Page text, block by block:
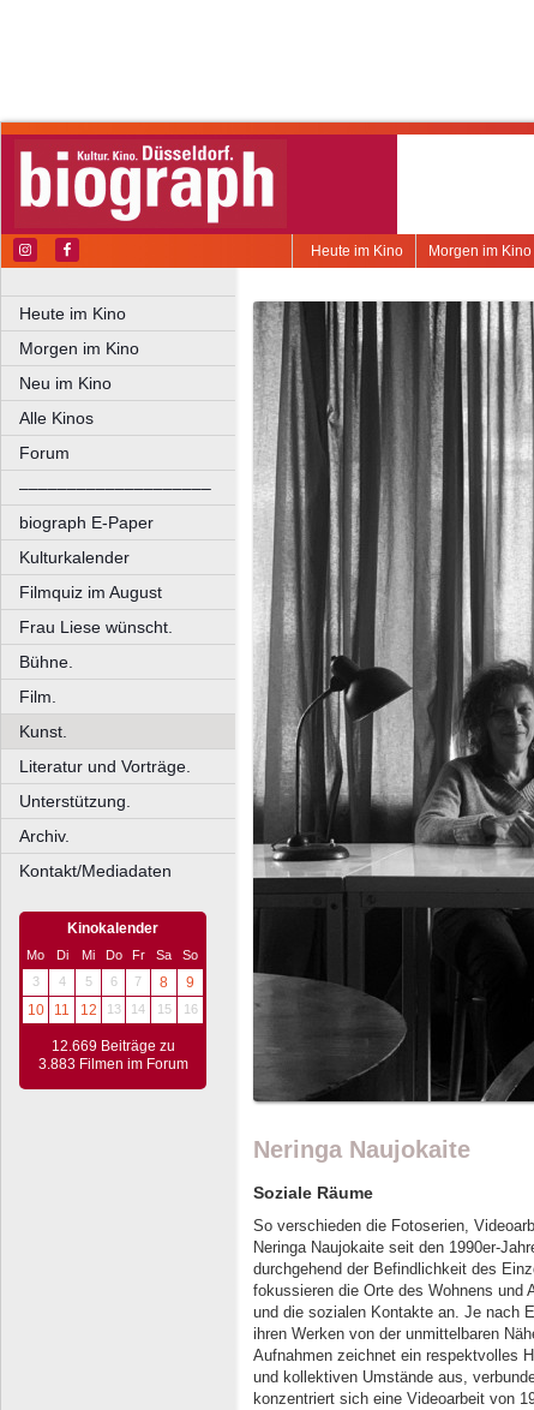
Morgen im Kino
Heute im Kino
Heute im Kino
Morgen im Kino
Neu im Kino
Alle Kinos
Forum
––––––––––––––––––––
biograph E-Paper
Kulturkalender
Filmquiz im August
Frau Liese wünscht.
Bühne.
Film.
Kunst.
Literatur und Vorträge.
Unterstützung.
Archiv.
Kontakt/Mediadaten
Kinokalender
Mo Di Mi Do Fr Sa
So
3
4 5 6 7 8
9
10
11 12 13 14 15 16
12.669 Beiträge zu
3.883 Filmen im Forum
Neringa Naujokaite
Soziale Räume
So verschieden die Fotoserien,
Neringa Naujokaite seit den 1990er-
durchgehend der Befindlichkeit des
fokussieren die Orte des Wohnens und
und die sozialen Kontakte an. Je nach
ihren Werken von der unmittelbaren
Aufnahmen zeichnet ein respektvolles
und kollektiven Umstände aus,
konzentriert sich eine Videoarbeit von